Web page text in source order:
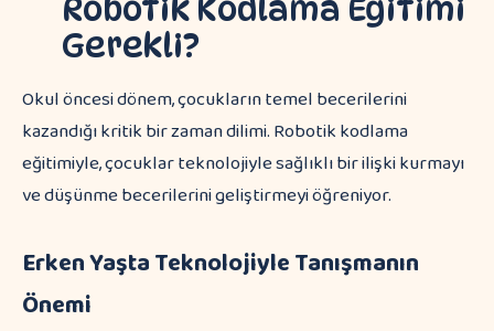
Robotik Kodlama Eğitimi
Gerekli?
Okul öncesi dönem, çocukların temel becerilerini
kazandığı kritik bir zaman dilimi. Robotik kodlama
eğitimiyle, çocuklar teknolojiyle sağlıklı bir ilişki kurmayı
ve düşünme becerilerini geliştirmeyi öğreniyor.
Erken Yaşta Teknolojiyle Tanışmanın
Önemi